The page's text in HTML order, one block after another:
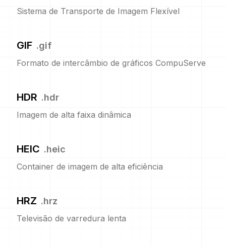
Sistema de Transporte de Imagem Flexível
GIF .gif
Formato de intercâmbio de gráficos CompuServe
HDR .hdr
Imagem de alta faixa dinâmica
HEIC .heic
Container de imagem de alta eficiência
HRZ .hrz
Televisão de varredura lenta